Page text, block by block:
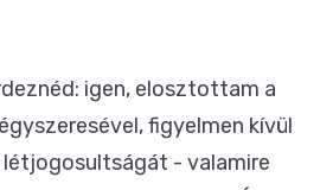
igen, elosztottam a
figyelmen kívül
létjogosultságát - valamire